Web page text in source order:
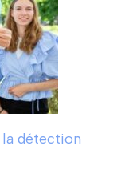
détection